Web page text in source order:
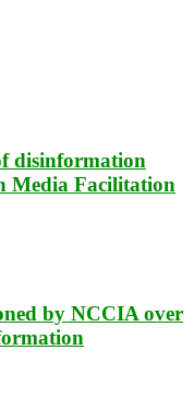
disinformation
Media Facilitation
by NCCIA over